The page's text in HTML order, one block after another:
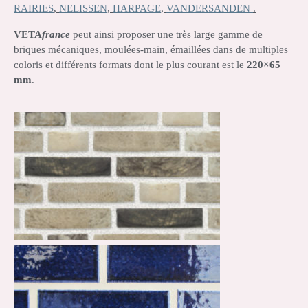
RAIRIES, NELISSEN, HARPAGE, VANDERSANDEN .
VETAfrance peut ainsi proposer une très large gamme de
briques mécaniques, moulées-main, émaillées dans de multiples
coloris et différents formats dont le plus courant est le 220×65
mm.